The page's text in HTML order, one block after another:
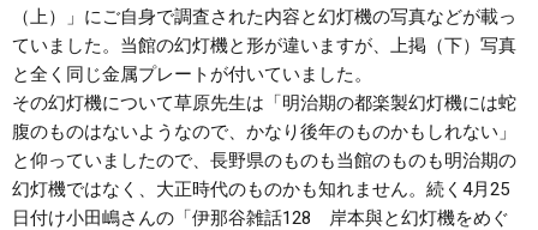
（上）」にご自身で調査された内容と幻灯機の写真などが載っ
ていました。当館の幻灯機と形が違いますが、上掲（下）写真
と全く同じ金属プレートが付いていました。
その幻灯機について草原先生は「明治期の都楽製幻灯機には蛇
腹のものはないようなので、かなり後年のものかもしれない」
と仰っていましたので、長野県のものも当館のものも明治期の
幻灯機ではなく、大正時代のものかも知れません。続く4月25
日付け小田嶋さんの「伊那谷雑話128 岸本與と幻灯機をめぐ